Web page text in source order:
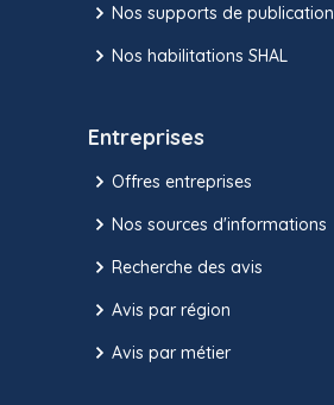
Nos supports de publication
Nos habilitations SHAL
Entreprises
Offres entreprises
Nos sources d'informations
Recherche des avis
Avis par région
Avis par métier